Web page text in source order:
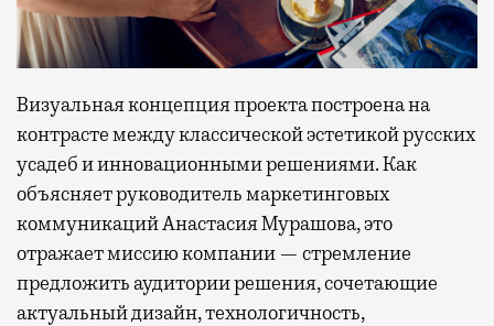
Визуальная концепция проекта построена на
контрасте между классической эстетикой русских
усадеб и инновационными решениями. Как
объясняет руководитель маркетинговых
коммуникаций Анастасия Мурашова, это
отражает миссию компании — стремление
предложить аудитории решения, сочетающие
актуальный дизайн, технологичность,